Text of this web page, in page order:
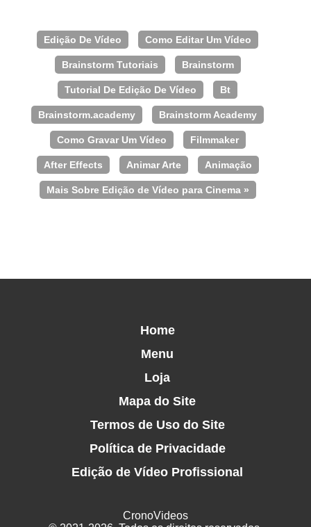
Edição De Vídeo Como Editar Um Vídeo
Brainstorm Tutoriais Brainstorm
Tutorial De Edição De Vídeo Bt
Brainstorm.academy Brainstorm Academy
Como Gravar Um Vídeo Filmmaker
After Effects Animar Arte Animação
Mais Sobre Edição de Vídeo para Cinema »
Home
Menu
Loja
Mapa do Site
Termos de Uso do Site
Política de Privacidade
Edição de Vídeo Profissional
CronoVideos